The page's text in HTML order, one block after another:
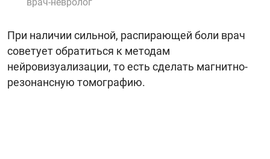
При наличии сильной, распирающей боли врач
советует обратиться к методам
нейровизуализации, то есть сделать магнитно-
резонансную томографию.